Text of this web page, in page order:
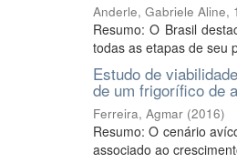
Anderle, Gabriele Aline,
Resumo: O Brasil
todas as etapas de seu
Estudo de
de um frigorífico de
Ferreira, Agmar (2016)
Resumo: O cenário
associado ao